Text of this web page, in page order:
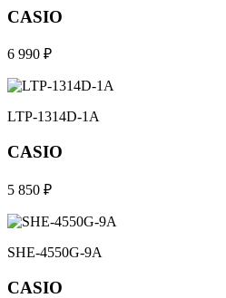
CASIO
6 990 ₽
LTP-1314D-1A
CASIO
5 850 ₽
SHE-4550G-9A
CASIO